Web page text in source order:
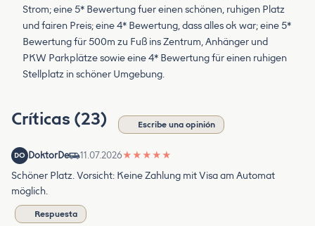
Strom; eine 5* Bewertung fuer einen schönen, ruhigen Platz
und fairen Preis; eine 4* Bewertung, dass alles ok war; eine 5*
Bewertung für 500m zu Fuß ins Zentrum, Anhänger und
PKW Parkplätze sowie eine 4* Bewertung für einen ruhigen
Stellplatz in schöner Umgebung.
Críticas (23) Escribe una opinión
DO DoktorDe 11.07.2026★ ★ ★ ★ ★
Schöner Platz. Vorsicht: Keine Zahlung mit Visa am Automat
möglich.
Respuesta